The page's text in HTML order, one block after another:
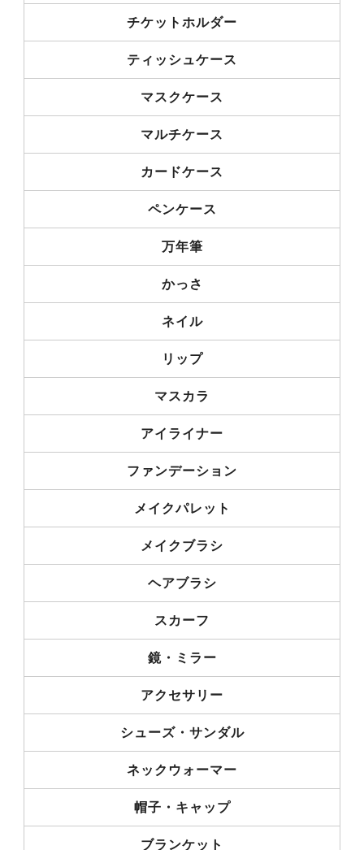
チケットホルダー
ティッシュケース
マスクケース
マルチケース
カードケース
ペンケース
万年筆
かっさ
ネイル
リップ
マスカラ
アイライナー
ファンデーション
メイクパレット
メイクブラシ
ヘアブラシ
スカーフ
鏡・ミラー
アクセサリー
シューズ・サンダル
ネックウォーマー
帽子・キャップ
ブランケット